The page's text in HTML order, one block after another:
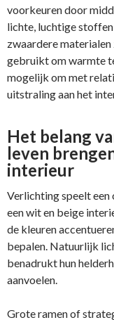
voorkeuren door
lichte, luchtige
zwaardere
gebruikt om warmte
mogelijk om met
uitstraling aan het
Het belang
leven
interieur
Verlichting speelt een
een wit en beige
de kleuren
bepalen. Natuurlijk
benadrukt hun
aanvoelen.
Grote ramen of